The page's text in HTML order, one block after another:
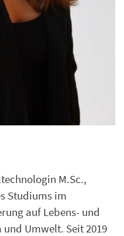
M.Sc.,
Studiums im
auf Lebens- und
Umwelt. Seit 2019